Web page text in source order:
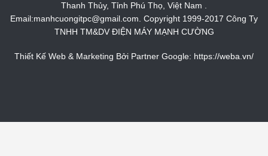
Thanh Thủy, Tỉnh Phú Thọ, Việt Nam .
Email:manhcuongitpc@gmail.com. Copyright 1999-2017 Công Ty
TNHH TM&DV ĐIỆN MÁY MẠNH CƯỜNG
Thiết Kế Web & Marketing Bởi Partner Google: https://weba.vn/